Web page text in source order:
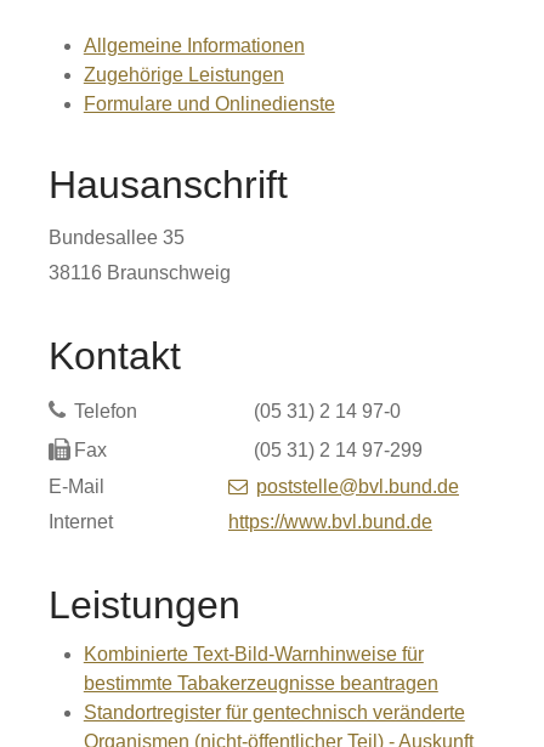
Allgemeine Informationen
Zugehörige Leistungen
Formulare und Onlinedienste
Hausanschrift
Bundesallee 35
38116 Braunschweig
Kontakt
Telefon (05 31) 2 14 97-0
Fax
(05 31) 2 14 97-299
E-Mail
poststelle@bvl.bund.de
Internet
https://www.bvl.bund.de
Leistungen
Kombinierte Text-Bild-Warnhinweise für
bestimmte Tabakerzeugnisse beantragen
Standortregister für gentechnisch veränderte
Organismen (nicht-öffentlicher Teil) - Auskunft